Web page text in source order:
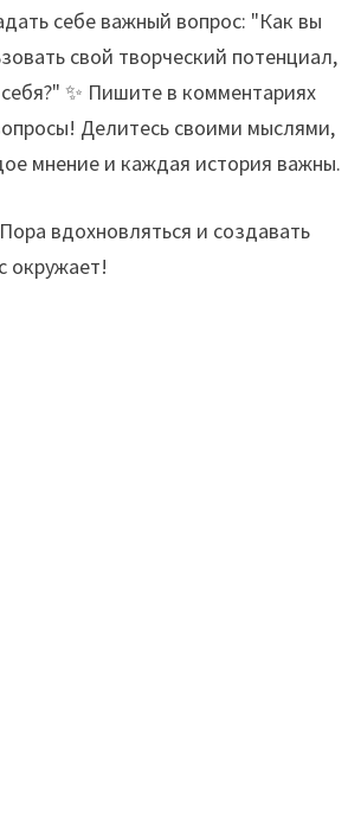
себе важный вопрос: "Как вы
свой творческий потенциал,
✨ Пишите в комментариях
Делитесь своими мыслями,
мнение и каждая история важны.
Пора вдохновляться и создавать
окружает!